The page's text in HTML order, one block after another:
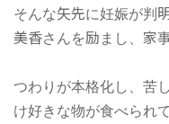
そんな矢先に妊娠が判
美香さんを励まし、家
つわりが本格化し、苦
け好きな物が食べられ